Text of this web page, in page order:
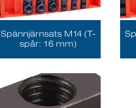
Spännjärnsats M14 (T-
spår: 16 mm)